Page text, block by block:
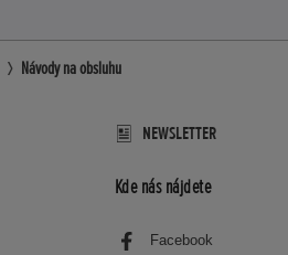
Návody na obsluhu
NEWSLETTER
Kde nás nájdete
Facebook